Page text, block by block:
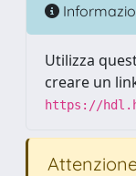
Utilizza
creare un
https://